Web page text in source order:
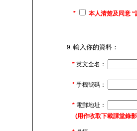
* 本人清楚及同意
輸入你的資料：
* 英文全名：
* 手機號碼：
* 電郵地址：
(用作收取下載課堂錄